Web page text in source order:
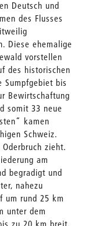
Deutsch und
des Flusses
Diese ehemalige
vorstellen
des historischen
Sumpfgebiet bis
Bewirtschaftung
somit 33 neue
kamen
Schweiz.
zieht.
am
begradigt und
nahezu
um rund 25 km
unter dem
zu 20 km breit,